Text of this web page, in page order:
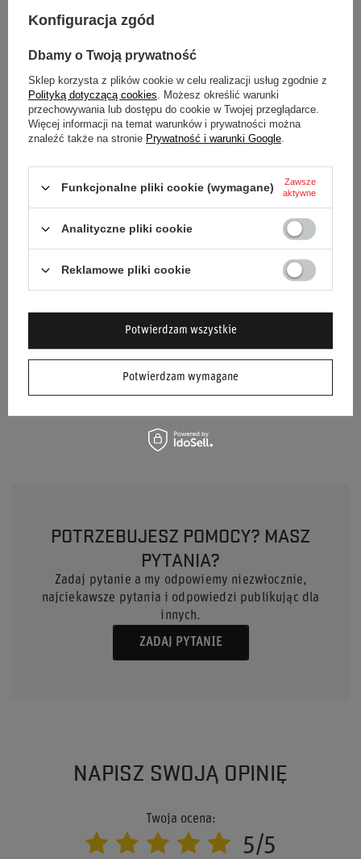
zaparowanie zwiększa bezpieczeństwo.
Wygoda użytkowania:Łatwy montaż i dołączony
pokrowiec ochronny.
Wybierając ten wizjer, decydujesz się na produkt wysokiej
jakości, który znacząco poprawi komfort i bezpieczeństwo
Twojej jazdy.
Kategoria Kaski
Inny
POTRZEBUJESZ POMOCY? MASZ
PYTANIA?
Zadaj pytanie a my odpowiemy niezwłocznie,
najciekawsze pytania i odpowiedzi publikując dla
innych.
ZADAJ PYTANIE
NAPISZ SWOJĄ OPINIĘ
Twoja ocena:
5/5
Konfiguracja zgód
Dbamy o Twoją prywatność
Sklep korzysta z plików cookie w celu realizacji usług zgodnie z
Polityką dotyczącą cookies. Możesz określić warunki
przechowywania lub dostępu do cookie w Twojej przeglądarce.
Więcej informacji na temat warunków i prywatności można
znaleźć także na stronie Prywatność i warunki Google.
Funkcjonalne pliki cookie (wymagane)
Zawsze
aktywne
Analityczne pliki cookie
Reklamowe pliki cookie
Potwierdzam wymagane
Potwierdzam wszystkie